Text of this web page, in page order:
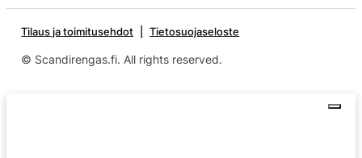
Tilaus ja toimitusehdot Tietosuojaseloste
© Scandirengas.fi. All rights reserved.